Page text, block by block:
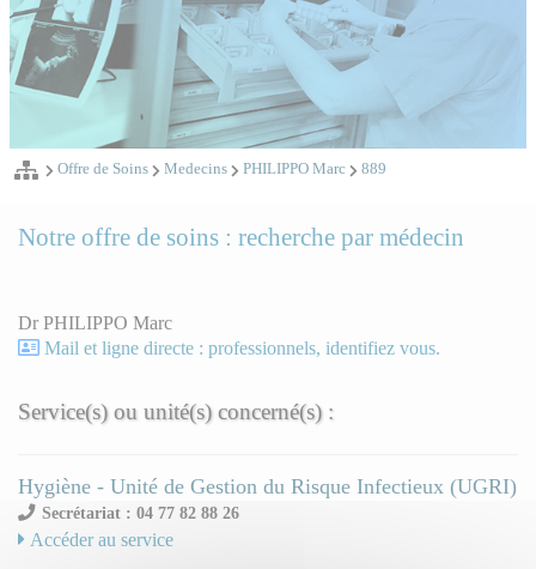
Offre de Soins Medecins PHILIPPO Marc 889
Notre offre de soins : recherche par médecin
Dr PHILIPPO Marc
Mail et ligne directe : professionnels, identifiez vous.
Service(s) ou unité(s) concerné(s) :
Hygiène - Unité de Gestion du Risque Infectieux (UGRI)
Secrétariat : 04 77 82 88 26
Accéder au service